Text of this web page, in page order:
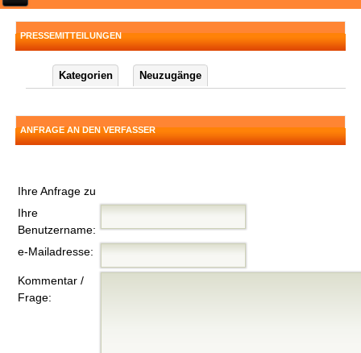
PRESSEMITTEILUNGEN
Kategorien Neuzugänge
ANFRAGE AN DEN VERFASSER
Ihre Anfrage zu
Ihre
Benutzername:
e-Mailadresse:
Kommentar /
Frage: